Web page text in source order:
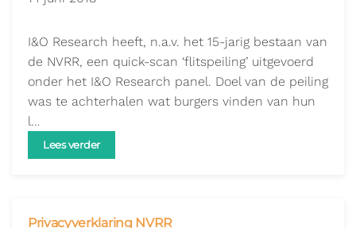
I&O Research heeft, n.a.v. het 15-jarig bestaan van
de NVRR, een quick-scan ‘flitspeiling’ uitgevoerd
onder het I&O Research panel. Doel van de peiling
was te achterhalen wat burgers vinden van hun
l…
Lees verder
Privacyverklaring NVRR